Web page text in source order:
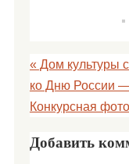
« Дом культуры
ко Дню​ России
Конкурсная
Добавить